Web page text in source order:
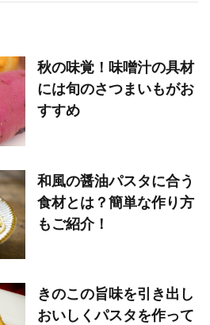
秋の味覚！味噌汁の具材
には旬のさつまいもがお
すすめ
和風の醤油パスタに合う
食材とは？簡単な作り方
もご紹介！
きのこの旨味を引き出し
おいしくパスタを作って